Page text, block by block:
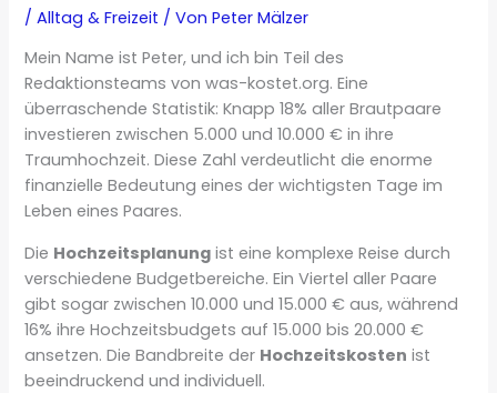
/Alltag & Freizeit / VonPeter Mälzer
Mein Name ist Peter, und ich bin Teil des
Redaktionsteams von was-kostet.org. Eine
überraschende Statistik: Knapp 18% aller Brautpaare
investieren zwischen 5.000 und 10.000 € in ihre
Traumhochzeit. Diese Zahl verdeutlicht die enorme
finanzielle Bedeutung eines der wichtigsten Tage im
Leben eines Paares.
Die Hochzeitsplanung ist eine komplexe Reise durch
verschiedene Budgetbereiche. Ein Viertel aller Paare
gibt sogar zwischen 10.000 und 15.000 € aus, während
16% ihre Hochzeitsbudgets auf 15.000 bis 20.000 €
ansetzen. Die Bandbreite der Hochzeitskosten ist
beeindruckend und individuell.